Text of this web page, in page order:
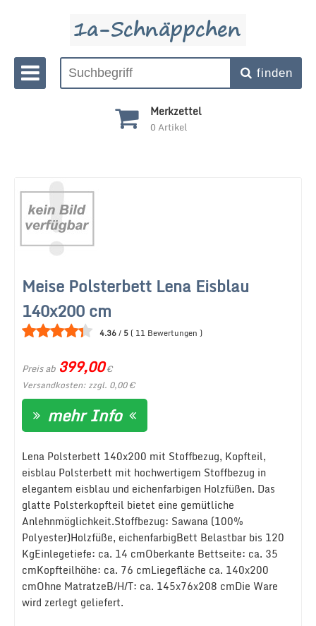
finden
Merkzettel
0Artikel
Meise Polsterbett Lena Eisblau
140x200 cm
4.36/ 5 ( 11 Bewertungen )
Preis ab 399,00€
Versandkosten: zzgl. 0,00 €
mehr Info
Lena Polsterbett 140x200 mit Stoffbezug, Kopfteil,
eisblau Polsterbett mit hochwertigem Stoffbezug in
elegantem eisblau und eichenfarbigen Holzfüßen. Das
glatte Polsterkopfteil bietet eine gemütliche
Anlehnmöglichkeit.Stoffbezug: Sawana (100%
Polyester)Holzfüße, eichenfarbigBett Belastbar bis 120
KgEinlegetiefe: ca. 14 cmOberkante Bettseite: ca. 35
cmKopfteilhöhe: ca. 76 cmLiegefläche ca. 140x200
cmOhne MatratzeB/H/T: ca. 145x76x208 cmDie Ware
wird zerlegt geliefert.